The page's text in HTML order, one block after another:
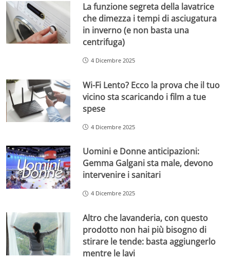
La funzione segreta della lavatrice
che dimezza i tempi di asciugatura
in inverno (e non basta una
centrifuga)
4 Dicembre 2025
Wi-Fi Lento? Ecco la prova che il tuo
vicino sta scaricando i film a tue
spese
4 Dicembre 2025
Uomini e Donne anticipazioni:
Gemma Galgani sta male, devono
intervenire i sanitari
4 Dicembre 2025
Altro che lavanderia, con questo
prodotto non hai più bisogno di
stirare le tende: basta aggiungerlo
mentre le lavi